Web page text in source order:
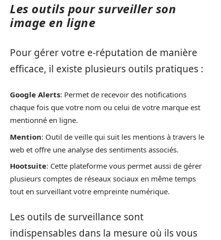
Les outils pour surveiller son
image en ligne
Pour gérer votre e-réputation de manière
efficace, il existe plusieurs outils pratiques :
Google Alerts: Permet de recevoir des notifications
chaque fois que votre nom ou celui de votre marque est
mentionné en ligne.
Mention: Outil de veille qui suit les mentions à travers le
web et offre une analyse des sentiments associés.
Hootsuite: Cette plateforme vous permet aussi de gérer
plusieurs comptes de réseaux sociaux en même temps
tout en surveillant votre empreinte numérique.
Les outils de surveillance sont
indispensables dans la mesure où ils vous